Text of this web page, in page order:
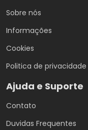
Sobre nós
Informações
Cookies
Politica de privacidade
Ajuda e Suporte
Contato
Duvidas Frequentes